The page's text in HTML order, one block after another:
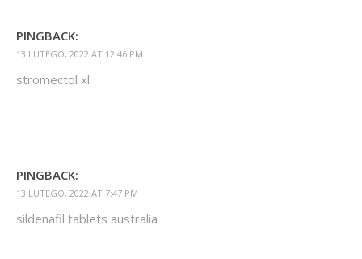
PINGBACK:
13 LUTEGO, 2022 AT 12:46 PM
stromectol xl
PINGBACK:
13 LUTEGO, 2022 AT 7:47 PM
sildenafil tablets australia